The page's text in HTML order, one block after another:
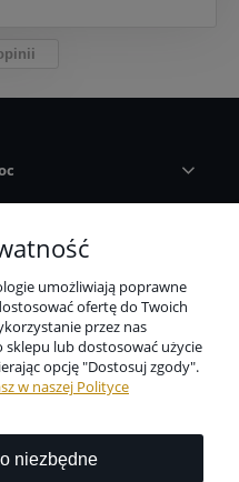
umożliwiają poprawne
ofertę do Twoich
przez nas
lub dostosować użycie
opcję "Dostosuj zgody".
w naszej Polityce
niezbędne